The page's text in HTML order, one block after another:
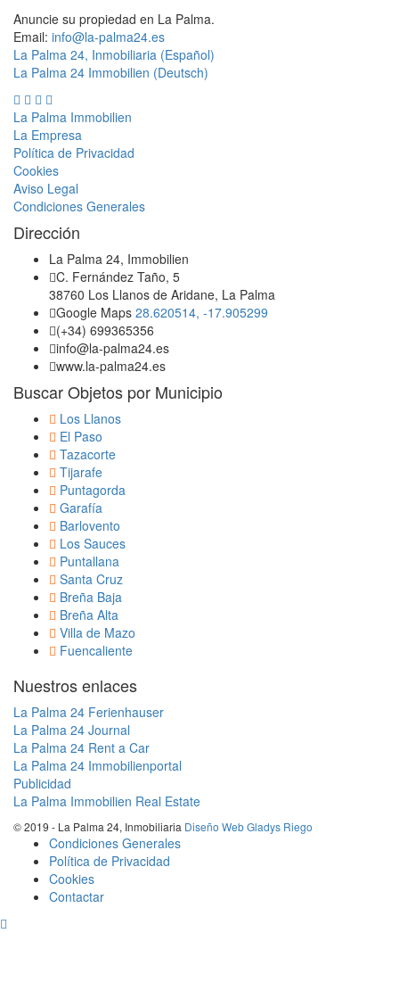
Anuncie su propiedad en La Palma.
Email: info@la-palma24.es
La Palma 24, Inmobiliaria (Español)
La Palma 24 Immobilien (Deutsch)
La Palma Immobilien
La Empresa
Política de Privacidad
Cookies
Aviso Legal
Condiciones Generales
Dirección
La Palma 24, Immobilien
C. Fernández Taño, 5
38760 Los Llanos de Aridane, La Palma
Google Maps 28.620514, -17.905299
(+34) 699365356
info@la-palma24.es
www.la-palma24.es
Buscar Objetos por Municipio
Los Llanos
El Paso
Tazacorte
Tijarafe
Puntagorda
Garafía
Barlovento
Los Sauces
Puntallana
Santa Cruz
Breña Baja
Breña Alta
Villa de Mazo
Fuencaliente
Nuestros enlaces
La Palma 24 Ferienhauser
La Palma 24 Journal
La Palma 24 Rent a Car
La Palma 24 Immobilienportal
Publicidad
La Palma Immobilien Real Estate
© 2019 - La Palma 24, Inmobiliaria Diseño Web Gladys Riego
Condiciones Generales
Política de Privacidad
Cookies
Contactar